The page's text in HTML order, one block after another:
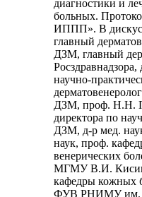
диагностики и
больных.
ИППП». В
главный
ДЗМ, главный
научно-
ДЗМ, проф. Н.Н.
директора по
ДЗМ, д-р мед.
наук, проф.
венерических
МГМУ В.И.
кафедры кожных
ФУВ РНИМУ им.